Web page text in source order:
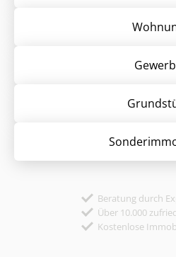
Beratung durch
Über 10.000
Kostenlose